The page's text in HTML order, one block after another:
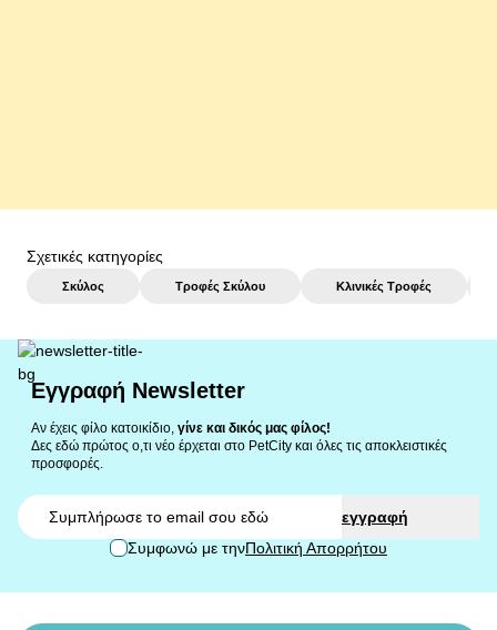
Σχετικές κατηγορίες
Σκύλος Τροφές Σκύλου Κλινικές Τροφές
Εγγραφή Newsletter
Αν έχεις φίλο κατοικίδιο, γίνε και δικός μας φίλος!
Δες εδώ πρώτος ο,τι νέο έρχεται στο PetCity και όλες τις αποκλειστικές
προσφορές.
εγγραφή
Συμφωνώ με τηνΠολιτική Απορρήτου